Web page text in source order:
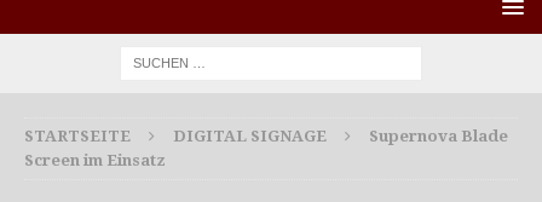
STARTSEITE DIGITAL SIGNAGE
Supernova Blade
Screen im Einsatz